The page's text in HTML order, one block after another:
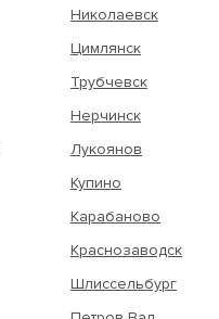
Николаевск
Цимлянск
Трубчевск
Нерчинск
Лукоянов
Купино
Карабаново
Краснозаводск
Шлиссельбург